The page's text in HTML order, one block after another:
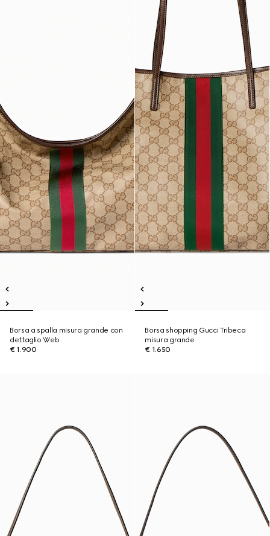
Borsa a spalla misura grande con
dettaglio Web
€ 1.900
Borsa shopping Gucci Tribeca
misura grande
€ 1.650